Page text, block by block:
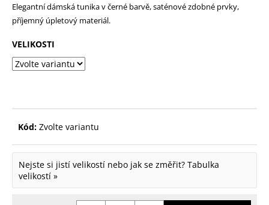
Elegantní dámská tunika v černé barvě, saténové zdobné prvky,
příjemný úpletový materiál.
VELIKOSTI
Kód: Zvolte variantu
Nejste si jistí velikostí nebo jak se změřit? Tabulka
velikostí »
o
p
o
r
č
u
j
e
m
e